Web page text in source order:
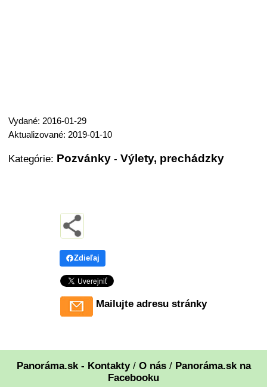
Vydané: 2016-01-29
Aktualizované: 2019-01-10
Kategórie: Pozvánky - Výlety, prechádzky
Zdieľaj
Mailujte adresu stránky
Panoráma.sk - Kontakty/ O nás/ Panoráma.sk na
Facebooku